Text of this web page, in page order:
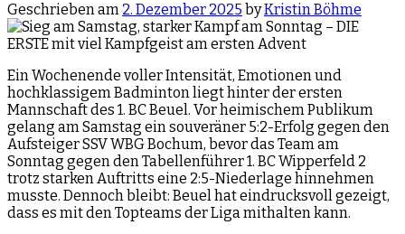
Geschrieben am 2. Dezember 2025 byKristin Böhme
Ein Wochenende voller Intensität, Emotionen und
hochklassigem Badminton liegt hinter der ersten
Mannschaft des 1. BC Beuel. Vor heimischem Publikum
gelang am Samstag ein souveräner 5:2-Erfolg gegen den
Aufsteiger SSV WBG Bochum, bevor das Team am
Sonntag gegen den Tabellenführer 1. BC Wipperfeld 2
trotz starken Auftritts eine 2:5-Niederlage hinnehmen
musste. Dennoch bleibt: Beuel hat eindrucksvoll gezeigt,
dass es mit den Topteams der Liga mithalten kann.